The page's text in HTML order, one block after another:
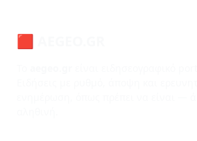
🟥 AEGEO.GR